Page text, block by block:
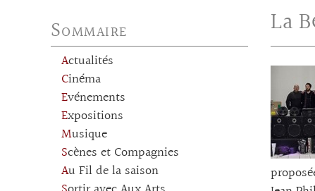
Sommaire
Actualités
Cinéma
Evénements
Expositions
Musique
Scènes et Compagnies
Au Fil de la saison
La